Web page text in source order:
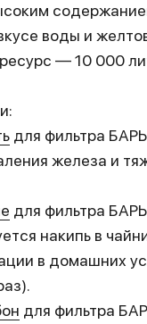
воды и
— 10 000
для фильтра
железа и
для фильтра
накипь в
в домашних
для фильтра